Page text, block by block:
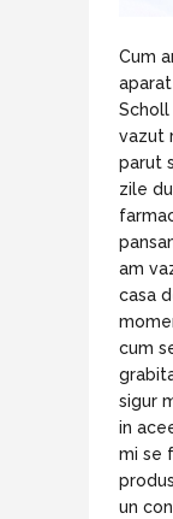
Cum
Scholl
vazut
parut
zile
am
casa
cum
sigur
in
mi se
un